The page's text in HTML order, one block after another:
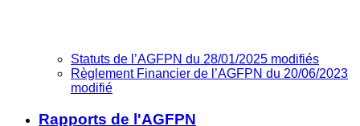
Statuts de l’AGFPN du 28/01/2025 modifiés
Règlement Financier de l’AGFPN du 20/06/2023
modifié
Rapports de l'AGFPN